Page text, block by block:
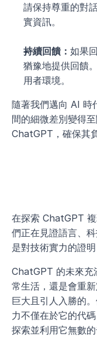
請保持尊重的對
實資訊。
持續回饋： 如果
猶豫地提供回饋
用者環境。
隨著我們邁向 AI 時
間的細微差別變得
ChatGPT，確保其
在探索 ChatGPT
們正在見證語言、
是對技術實力的證
ChatGPT 的未來充
常生活，還是會重
巨大且引人入勝的
力不僅在於它的代
探索並利用它無數